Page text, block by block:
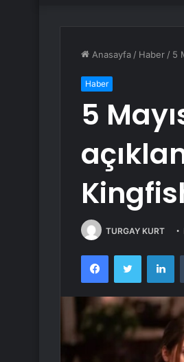
Anasayfa / Haber / 5
Haber
5
TURGAY KURT
FacebookTwitter